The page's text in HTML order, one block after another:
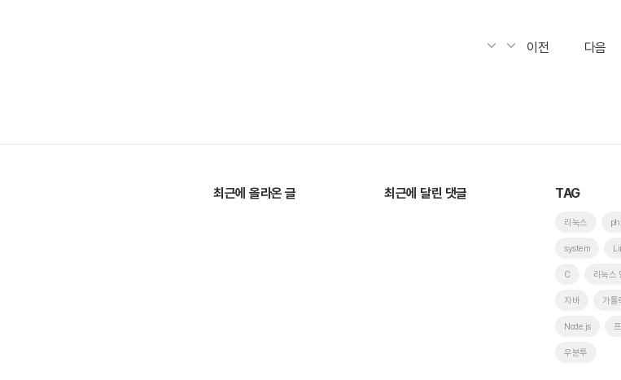
이전 다음
최근에 올라온 글 최근에 달린 댓글 TAG
리눅스
system
C 리눅스
자바 가톨
Node.js
우분투